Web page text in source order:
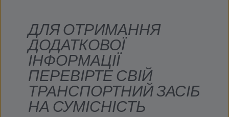
ДЛЯ ОТРИМАННЯ
ДОДАТКОВОЇ
ІНФОРМАЦІЇ
ПЕРЕВІРТЕ СВІЙ
ТРАНСПОРТНИЙ ЗАСІБ
НА СУМІСНІСТЬ